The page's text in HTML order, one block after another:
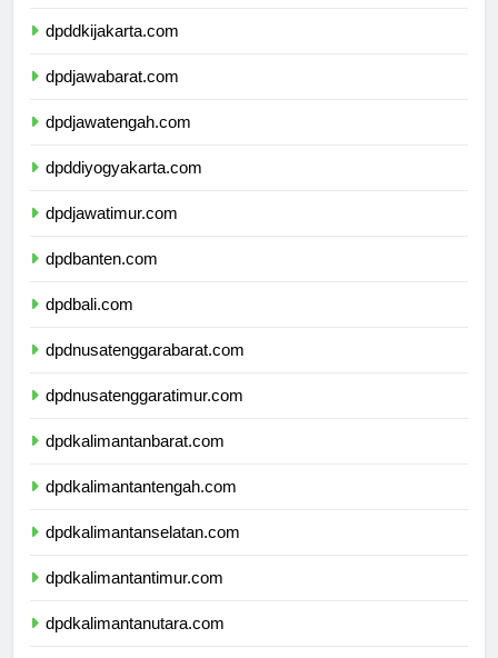
dpddkijakarta.com
dpdjawabarat.com
dpdjawatengah.com
dpddiyogyakarta.com
dpdjawatimur.com
dpdbanten.com
dpdbali.com
dpdnusatenggarabarat.com
dpdnusatenggaratimur.com
dpdkalimantanbarat.com
dpdkalimantantengah.com
dpdkalimantanselatan.com
dpdkalimantantimur.com
dpdkalimantanutara.com